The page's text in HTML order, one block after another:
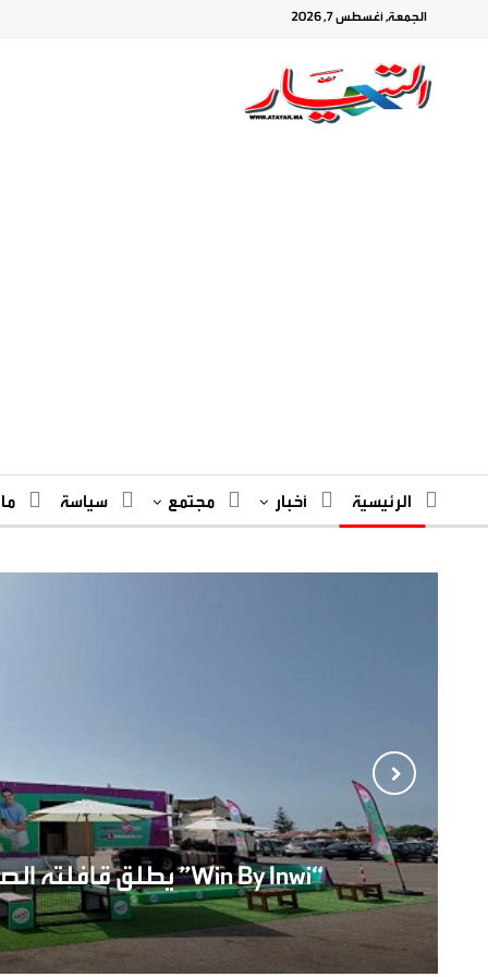
الجمعة, أغسطس 7, 2026
الرئيسية أخبار مجتمع سياسة
“win By Inwi” يطلق قافلته الصيفية ويلتقي بالشباب المغربي